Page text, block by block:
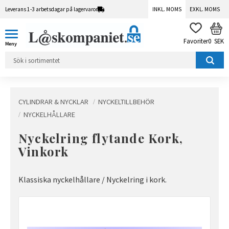
Leverans 1-3 arbetsdagar på lagervaror INKL. MOMS EXKL. MOMS
FAVORITER
0 SEK
CYLINDRAR & NYCKLAR
NYCKELTILLBEHÖR
NYCKELHÅLLARE
Nyckelring flytande Kork,
Vinkork
Klassiska nyckelhållare / Nyckelring i kork.